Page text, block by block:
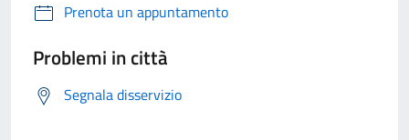
Prenota un appuntamento
Problemi in città
Segnala disservizio